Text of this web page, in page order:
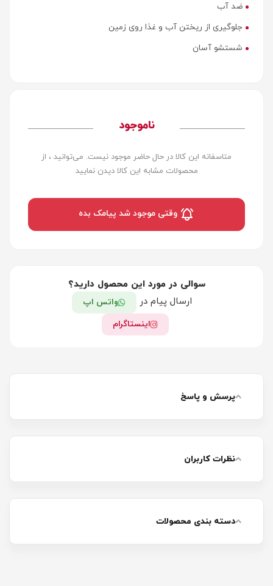
ضد آب
جلوگیری از ریختن آب و غذا روی زمین
شستشو آسان
ناموجود
متاسفانه این کالا در حال حاضر موجود نیست. می‌توانید ، از
محصولات مشابه این کالا دیدن نمایید
سوالی در مورد این محصول دارید؟
ارسال پیام در
واتس اپ
اینستاگرام
پرسش و پاسخ
نظرات کاربران
دسته بندی محصولات